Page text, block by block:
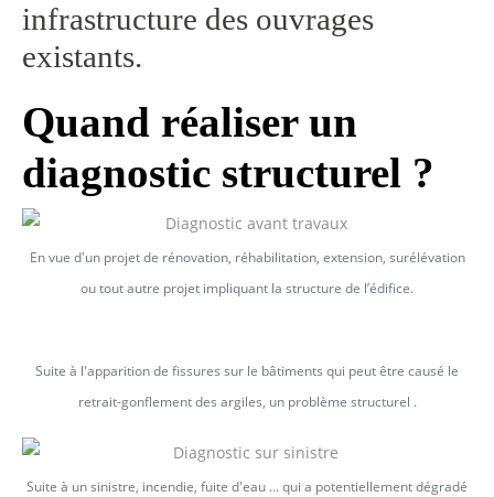
infrastructure des ouvrages
existants.
Quand réaliser un
diagnostic structurel ?
En vue d'un projet de rénovation, réhabilitation, extension, surélévation
ou tout autre projet impliquant la structure de l’édifice.
Suite à l'apparition de fissures sur le bâtiments qui peut être causé le
retrait-gonflement des argiles, un problème structurel .
Suite à un sinistre, incendie, fuite d'eau ... qui a potentiellement dégradé